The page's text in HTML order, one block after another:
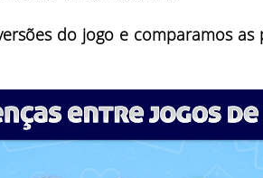
do jogo e comparamos